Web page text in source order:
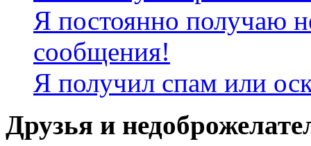
Я постоянно получаю
сообщения!
Я получил спам или
Друзья и